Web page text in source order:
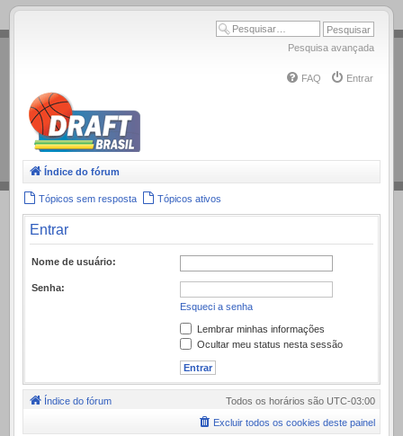
.
Pesquisa avançada
FAQ Entrar
Índice do fórum
Tópicos sem resposta Tópicos ativos
Entrar
Nome de usuário:
Senha:
Esqueci a senha
Lembrar minhas informações
Ocultar meu status nesta sessão
Índice do fórum Todos os horários são UTC-03:00
Excluir todos os cookies deste painel